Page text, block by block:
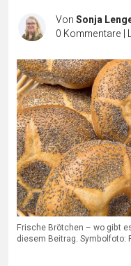
VonSonja
0 Kommentare |
Frische Brötchen – wo gibt
diesem Beitrag. Symbolfoto: